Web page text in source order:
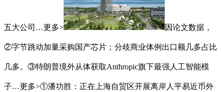
五大公司…更多> 因论文数据，
②字节跳动加量采购国产芯片；分歧商业体例出口额几多占比
几多。③特朗普境外从体获取Anthropic旗下最强人工智能模
子…更多>①潘功胜：正在上海自贸区开展离岸人平易近币外